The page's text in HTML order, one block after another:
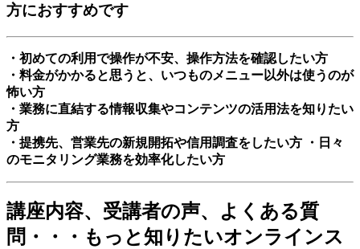
方におすすめです
・初めての利用で操作が不安、操作方法を確認したい方
・料金がかかると思うと、いつものメニュー以外は使うのが
怖い方
・業務に直結する情報収集やコンテンツの活用法を知りたい
方
・提携先、営業先の新規開拓や信用調査をしたい方 ・日々
のモニタリング業務を効率化したい方
講座内容、受講者の声、よくある質
問・・・もっと知りたいオンラインス